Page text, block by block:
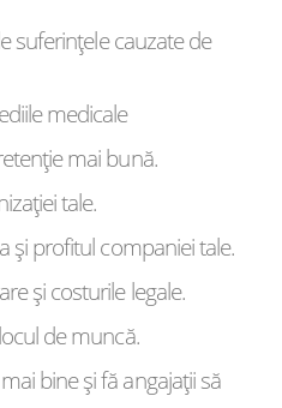
suferințele cauzate de
medicale
mai bună.
tale.
și profitul companiei tale.
și costurile legale.
de muncă.
bine și fă angajații să